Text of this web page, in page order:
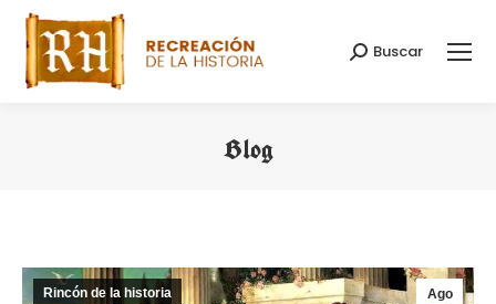
Buscar:
Buscar
Blog
Ago
Rincón de la historia